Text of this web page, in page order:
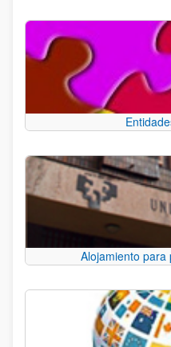
Alojamiento para